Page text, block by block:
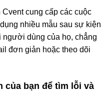
cung cấp các cuộc
nhiều mẫu sau sự kiện
người dùng của họ, chẳng
đơn giản hoặc theo dõi
của bạn để tìm lỗi và